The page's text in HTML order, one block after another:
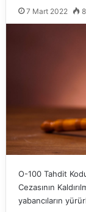
7 Mart 2022 8
O-100 Tahdit
Cezasının
yabancıların